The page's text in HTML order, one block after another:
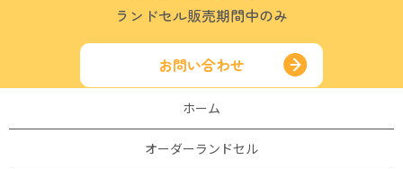
ランドセル販売期間中のみ
お問い合わせ
ホーム
オーダーランドセル